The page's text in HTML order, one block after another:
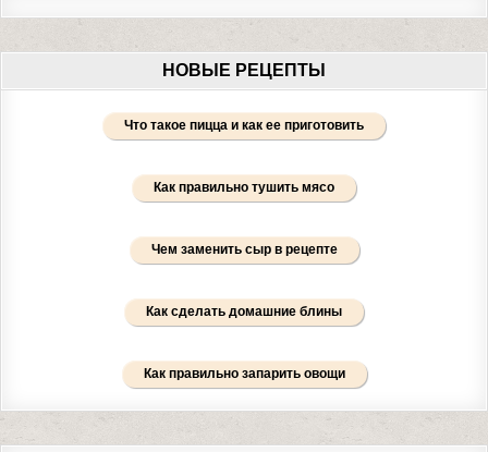
НОВЫЕ РЕЦЕПТЫ
Что такое пицца и как ее приготовить
Как правильно тушить мясо
Чем заменить сыр в рецепте
Как сделать домашние блины
Как правильно запарить овощи